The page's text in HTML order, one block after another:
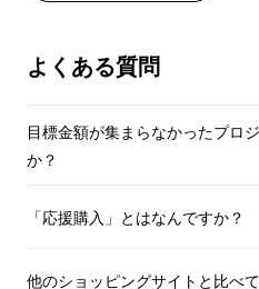
決するために、ラシカ
よくある質問
目標金額が集まらなかったプロ
か？
「応援購入」とはなんですか？
他のショッピングサイトと比べ